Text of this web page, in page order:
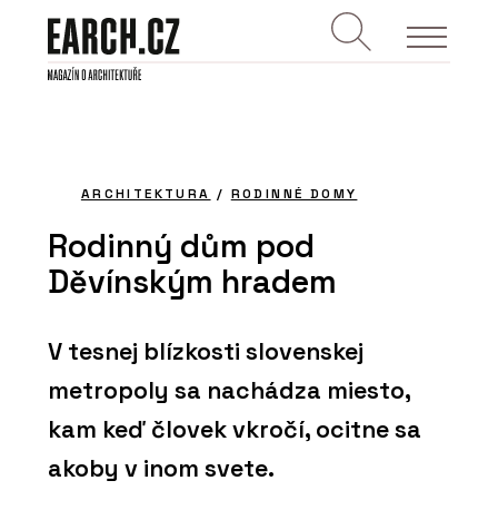
ARCHITEKTURA / RODINNÉ DOMY
Rodinný dům pod
Děvínským hradem
V tesnej blízkosti slovenskej
metropoly sa nachádza miesto,
kam keď človek vkročí, ocitne sa
akoby v inom svete.